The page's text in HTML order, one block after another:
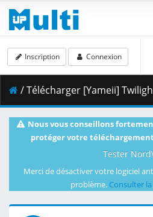
Inscription Connexion
/ Télécharger [Yameii] Twilight Out of Focus - S01E04 [English Dub] [CR WEB-DL 1080p]
Nous vous conseillons
protéger votre
Tester
Merci de désactiver votre logiciel
problème. Consulter